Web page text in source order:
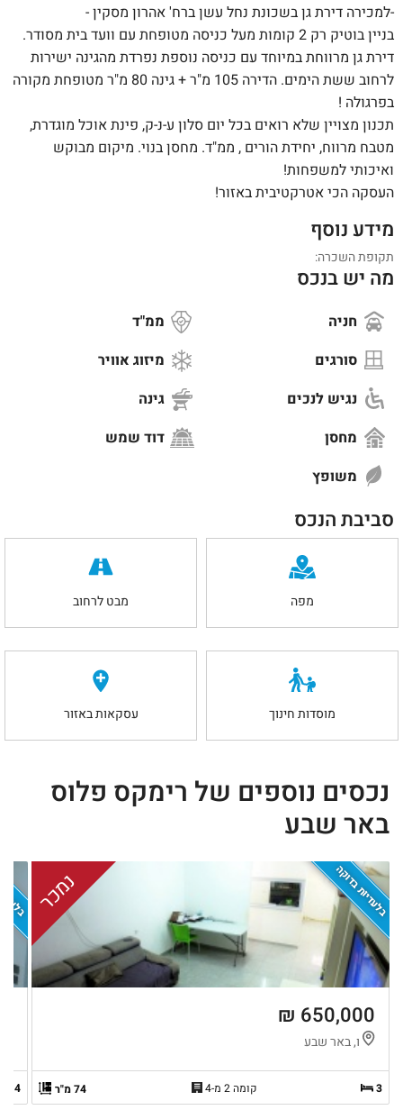
-למכירה דירת גן בשכונת נחל עשן ברח' אהרון מסקין -
בניין בוטיק רק 2 קומות מעל כניסה מטופחת עם וועד בית מסודר.
דירת גן מרווחת במיוחד עם כניסה נוספת נפרדת מהגינה ישירות
לרחוב ששת הימים. הדירה 105 מ"ר + גינה 80 מ"ר מטופחת מקורה
בפרגולה !
תכנון מצויין שלא רואים בכל יום סלון ע-נ-ק, פינת אוכל מוגדרת,
מטבח מרווח, יחידת הורים , ממ"ד. מחסן בנוי. מיקום מבוקש
ואיכותי למשפחות!
העסקה הכי אטרקטיבית באזור!
מידע נוסף
תקופת השכרה:
מה יש בנכס
חניה
ממ"ד
סורגים
מיזוג אוויר
נגיש לנכים
גינה
מחסן
דוד שמש
משופץ
סביבת הנכס
מפה מבט לרחוב
מוסדות חינוך עסקאות באזור
נכסים נוספים של רימקס פלוס
באר שבע
בלעדיות בדוקה נמכר
650,000 ₪
ו, באר שבע
3 קומה 2 מ-4 74 מ"ר 4